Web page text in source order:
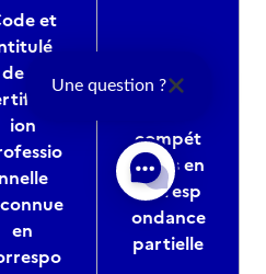
et
de la
ion
nnelle
en
Bloc(s)
compét
ences en
corresp
ondance
partielle
Une question ?